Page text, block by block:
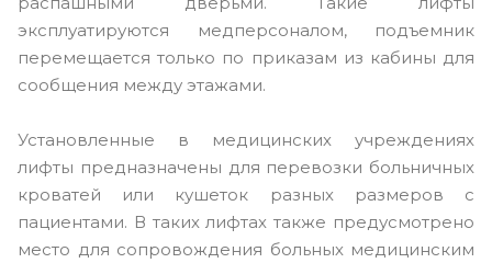
эксплуатируются медперсоналом, подъемник
перемещается только по приказам из кабины для
сообщения между этажами.
Установленные в медицинских учреждениях
лифты предназначены для перевозки больничных
кроватей или кушеток разных размеров с
пациентами. В таких лифтах также предусмотрено
место для сопровождения больных медицинским